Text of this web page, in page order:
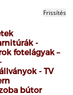
-
fotelágyak –
- TV
bútor